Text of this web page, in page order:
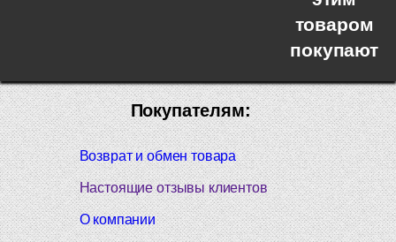
товаром
покупают
Покупателям:
Возврат и обмен товара
Настоящие отзывы клиентов
О компании